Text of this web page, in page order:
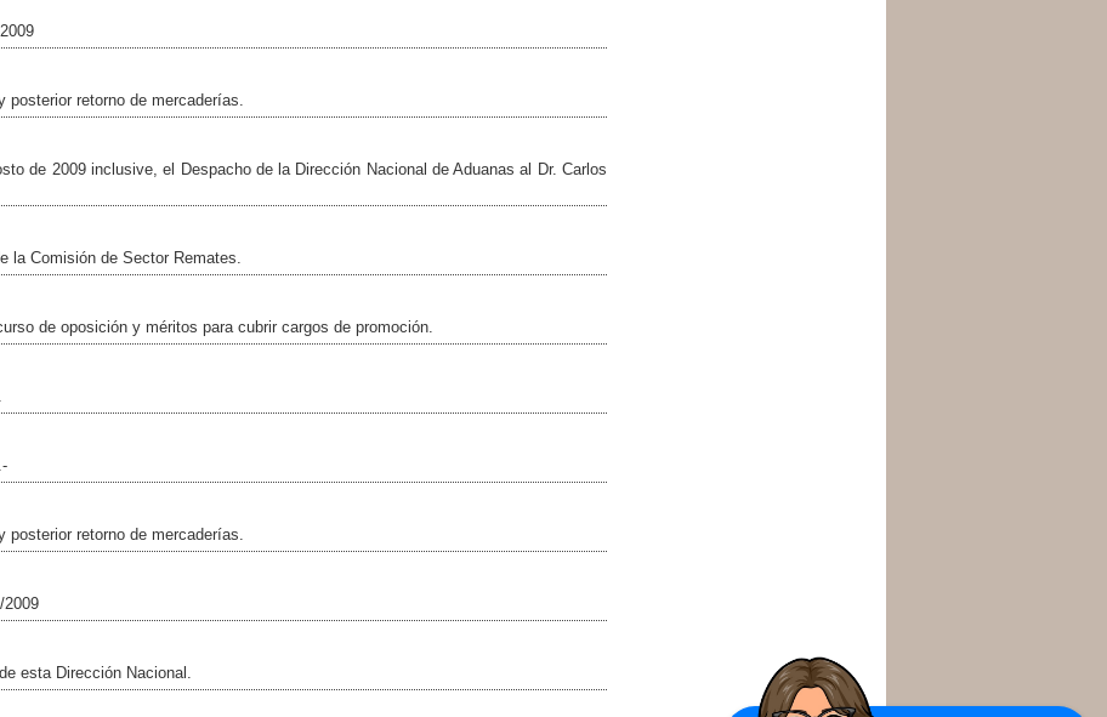
posterior retorno de mercaderías.
de 2009 inclusive, el Despacho de la Dirección Nacional de Aduanas al Dr. Carlos
la Comisión de Sector Remates.
de oposición y méritos para cubrir cargos de promoción.
posterior retorno de mercaderías.
2009
esta Dirección Nacional.